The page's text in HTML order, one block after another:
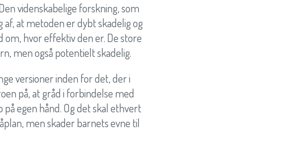
videnskabelige forskning, som
af, at metoden er dybt skadelig og
om, hvor effektiv den er. De store
men også potentielt skadelig.
versioner inden for det, der i
på, at gråd i forbindelse med
egen hånd. Og det skal ethvert
men skader barnets evne til